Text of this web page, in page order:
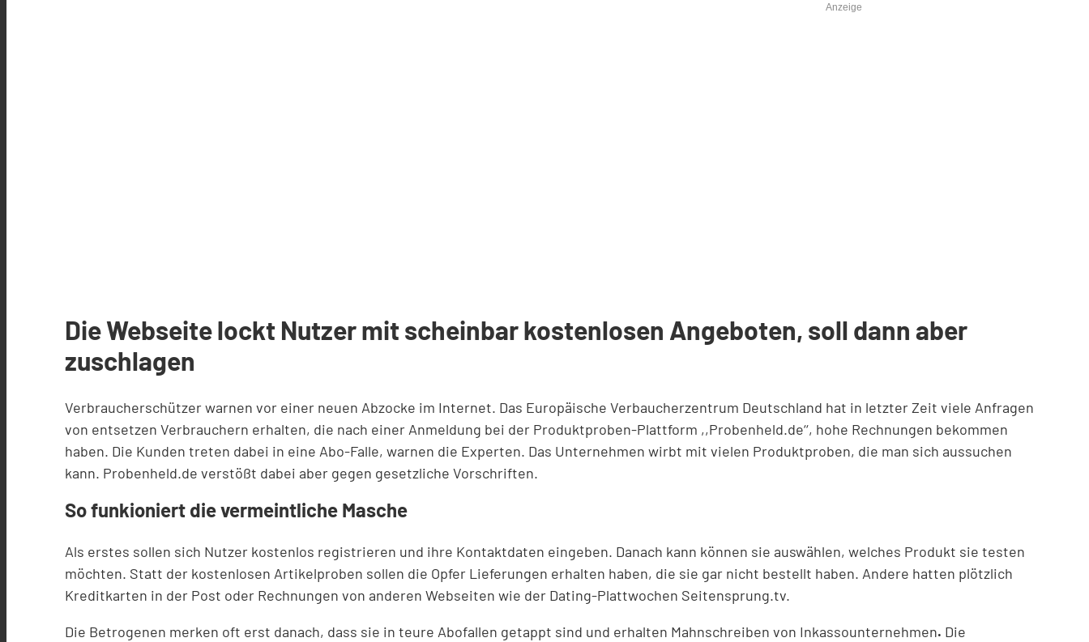
Anzeige
Die Webseite lockt Nutzer mit scheinbar kostenlosen Angeboten, soll dann aber
zuschlagen
Verbraucherschützer warnen vor einer neuen Abzocke im Internet. Das Europäische Verbaucherzentrum Deutschland hat in letzter Zeit viele Anfragen
von entsetzen Verbrauchern erhalten, die nach einer Anmeldung bei der Produktproben-Plattform ,,Probenheld.de‘‘, hohe Rechnungen bekommen
haben. Die Kunden treten dabei in eine Abo-Falle, warnen die Experten. Das Unternehmen wirbt mit vielen Produktproben, die man sich aussuchen
kann. Probenheld.de verstößt dabei aber gegen gesetzliche Vorschriften.
So funkioniert die vermeintliche Masche
Als erstes sollen sich Nutzer kostenlos registrieren und ihre Kontaktdaten eingeben. Danach kann können sie auswählen, welches Produkt sie testen
möchten. Statt der kostenlosen Artikelproben sollen die Opfer Lieferungen erhalten haben, die sie gar nicht bestellt haben. Andere hatten plötzlich
Kreditkarten in der Post oder Rechnungen von anderen Webseiten wie der Dating-Plattwochen Seitensprung.tv.
Die Betrogenen merken oft erst danach, dass sie in teure Abofallen getappt sind und erhalten Mahnschreiben von Inkassounternehmen. Die